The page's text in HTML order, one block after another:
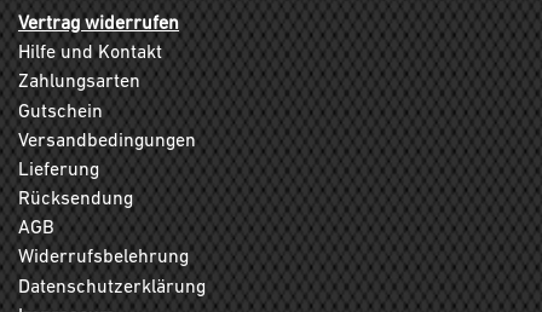
Vertrag widerrufen
Hilfe und Kontakt
Zahlungsarten
Gutschein
Versandbedingungen
Lieferung
Rücksendung
AGB
Widerrufsbelehrung
Datenschutzerklärung